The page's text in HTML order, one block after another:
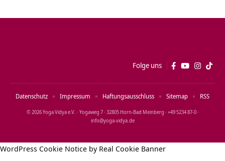
Folge uns
© 2026 Yoga Vidya e.V. · Yogaweg 7 · 32805 Horn‑Bad Meinberg · +49 5234 87‑0 ·
info@yoga‑vidya.de
Datenschutz Impressum Haftungsausschluss Sitemap RSS
WordPress Cookie Notice by Real Cookie Banner